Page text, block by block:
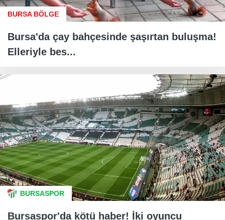
BURSA BÖLGE
Bursa'da çay bahçesinde şaşırtan buluşma!
Elleriyle bes...
BURSASPOR
Bursaspor'da kötü haber! İki oyuncu